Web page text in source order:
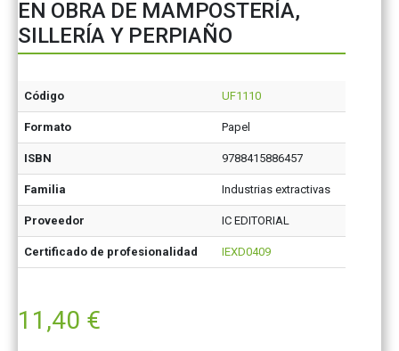
EN OBRA DE MAMPOSTERÍA,
SILLERÍA Y PERPIAÑO
Código UF1110
Formato Papel
ISBN 9788415886457
Familia Industrias extractivas
Proveedor IC EDITORIAL
Certificado de profesionalidad IEXD0409
11,40 €